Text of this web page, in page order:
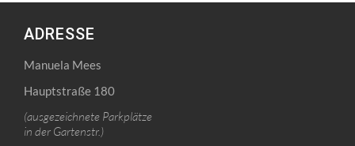
ADRESSE
Manuela Mees
Hauptstraße 180
(ausgezeichnete Parkplätze
in der Gartenstr.)